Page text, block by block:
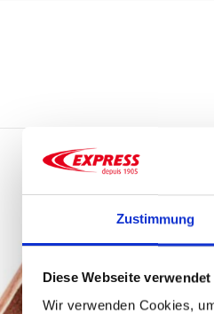
Zustimmung
Diese Webseite
Wir verwenden Cookies,